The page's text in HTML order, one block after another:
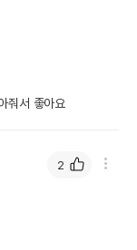
줘서 좋아요
2